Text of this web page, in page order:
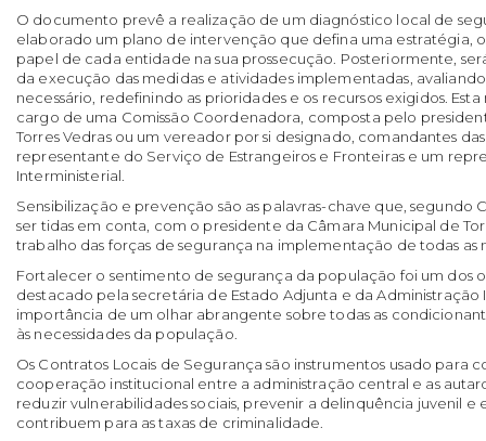
O documento prevê a realização de um diagnóstico local de
elaborado um plano de intervenção que defina uma estratégia,
papel de cada entidade na sua prossecução. Posteriormente,
da execução das medidas e atividades implementadas,
necessário, redefinindo as prioridades e os recursos exigidos.
cargo de uma Comissão Coordenadora, composta pelo
Torres Vedras ou um vereador por si designado, comandantes
representante do Serviço de Estrangeiros e Fronteiras e um
Interministerial.
Sensibilização e prevenção são as palavras-chave que, segundo
ser tidas em conta, com o presidente da Câmara Municipal de
trabalho das forças de segurança na implementação de todas as
Fortalecer o sentimento de segurança da população foi um dos
destacado pela secretária de Estado Adjunta e da Administração
importância de um olhar abrangente sobre todas as
às necessidades da população.
Os Contratos Locais de Segurança são instrumentos usado para
cooperação institucional entre a administração central e as
reduzir vulnerabilidades sociais, prevenir a delinquência juvenil e
contribuem para as taxas de criminalidade.